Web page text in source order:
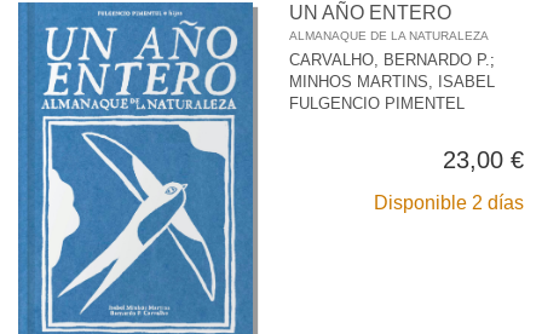
UN AÑO ENTERO
ALMANAQUE DE LA NATURALEZA
CARVALHO, BERNARDO P.;
MINHOS MARTINS, ISABEL
FULGENCIO PIMENTEL
23,00 €
Disponible 2 días